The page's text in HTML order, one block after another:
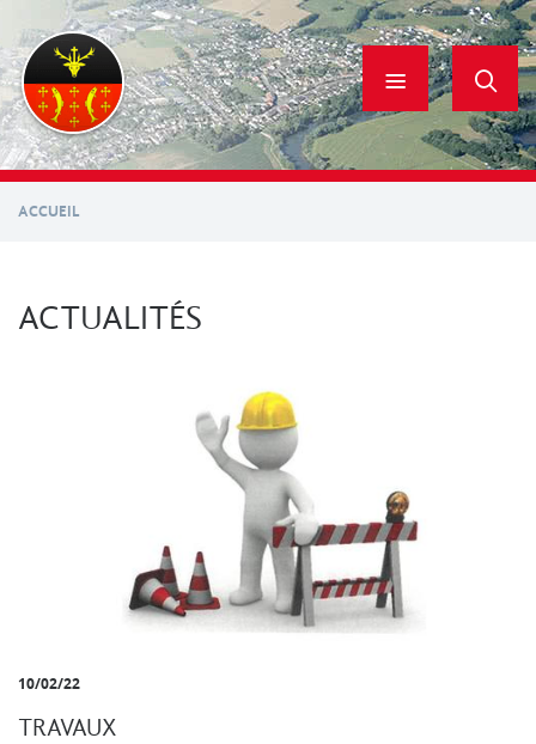
contenu
principal
ACCUEIL
ACTUALITÉS
10/02/22
TRAVAUX